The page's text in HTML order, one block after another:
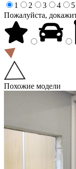
1
2 3 4
5
Пожалуйста,
Похожие модели